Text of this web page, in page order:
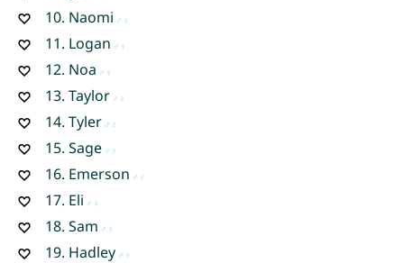
10. Naomi
11. Logan
12. Noa
13. Taylor
14. Tyler
15. Sage
16. Emerson
17. Eli
18. Sam
19. Hadley